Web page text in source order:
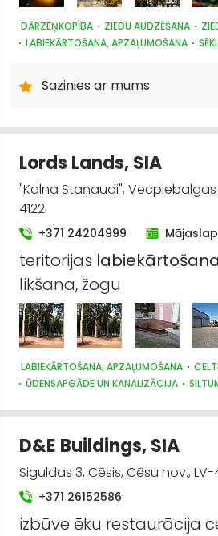
DĀRZEŅKOPĪBA ZIEDU AUDZĒŠANA
LABIEKĀRTOŠANA, APZAĻUMOŠANA
Sazinies ar mums
Lords Lands, SIA
"Kalna Staņaudi",
4122
+371 24204999
teritorijas labiekārtošana
likšana, žogu
LABIEKĀRTOŠANA, APZAĻUMOŠANA
ŪDENSAPGĀDE UN KANALIZĀCIJA
D&E Buildings, SIA
Siguldas 3, Cēsis, Cēsu nov., LV-
+371 26152586
izbūve ēku restaurācija